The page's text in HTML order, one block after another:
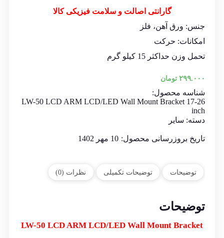
گارانتی اصالت و سلامت فیزیکی کالا
جنس: ورق آهن، فلز
امکانات: حرکت
تحمل وزن حداکثر 15 کیلو گرم
۲۹۹.۰۰۰ تومان
شناسه محصول:
LW-50 LCD ARM LCD/LED Wall Mount Bracket 17-26
inch
دسته: سایر
تاریخ بروزرسانی محصول: 10 مهر 1402
توضیحات توضیحات تکمیلی نظرات (0)
توضیحات
LW-50 LCD ARM LCD/LED Wall Mount Bracket